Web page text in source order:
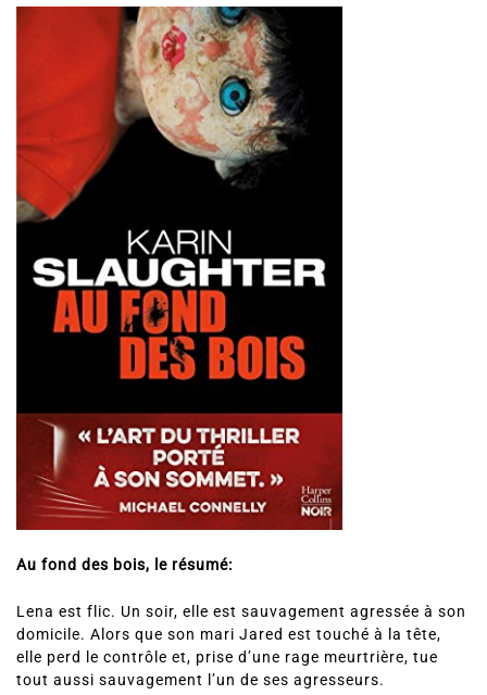
Au fond des bois, le résumé:
Lena est flic. Un soir, elle est sauvagement agressée à son
domicile. Alors que son mari Jared est touché à la tête,
elle perd le contrôle et, prise d’une rage meurtrière, tue
tout aussi sauvagement l’un de ses agresseurs.